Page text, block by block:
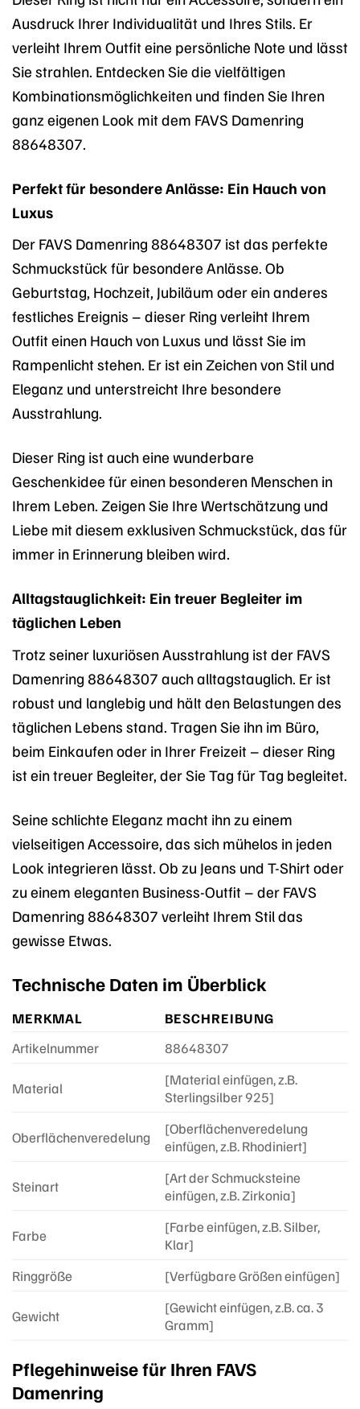
Ausdruck Ihrer Individualität und Ihres Stils. Er
verleiht Ihrem Outfit eine persönliche Note und lässt
Sie strahlen. Entdecken Sie die vielfältigen
Kombinationsmöglichkeiten und finden Sie Ihren
ganz eigenen Look mit dem FAVS Damenring
88648307.
Perfekt für besondere Anlässe: Ein Hauch von
Luxus
Der FAVS Damenring 88648307 ist das perfekte
Schmuckstück für besondere Anlässe. Ob
Geburtstag, Hochzeit, Jubiläum oder ein anderes
festliches Ereignis – dieser Ring verleiht Ihrem
Outfit einen Hauch von Luxus und lässt Sie im
Rampenlicht stehen. Er ist ein Zeichen von Stil und
Eleganz und unterstreicht Ihre besondere
Ausstrahlung.
Dieser Ring ist auch eine wunderbare
Geschenkidee für einen besonderen Menschen in
Ihrem Leben. Zeigen Sie Ihre Wertschätzung und
Liebe mit diesem exklusiven Schmuckstück, das für
immer in Erinnerung bleiben wird.
Alltagstauglichkeit: Ein treuer Begleiter im
täglichen Leben
Trotz seiner luxuriösen Ausstrahlung ist der FAVS
Damenring 88648307 auch alltagstauglich. Er ist
robust und langlebig und hält den Belastungen des
täglichen Lebens stand. Tragen Sie ihn im Büro,
beim Einkaufen oder in Ihrer Freizeit – dieser Ring
ist ein treuer Begleiter, der Sie Tag für Tag begleitet.
Seine schlichte Eleganz macht ihn zu einem
vielseitigen Accessoire, das sich mühelos in jeden
Look integrieren lässt. Ob zu Jeans und T-Shirt oder
zu einem eleganten Business-Outfit – der FAVS
Damenring 88648307 verleiht Ihrem Stil das
gewisse Etwas.
Technische Daten im Überblick
MERKMAL
BESCHREIBUNG
Artikelnummer
88648307
Material
[Material einfügen, z.B.
Sterlingsilber 925]
Oberflächenveredelung
[Oberflächenveredelung
einfügen, z.B. Rhodiniert]
Steinart
[Art der Schmucksteine
einfügen, z.B. Zirkonia]
Farbe
[Farbe einfügen, z.B. Silber,
Klar]
Ringgröße
[Verfügbare Größen einfügen]
Gewicht
[Gewicht einfügen, z.B. ca. 3
Gramm]
Pflegehinweise für Ihren FAVS
Damenring